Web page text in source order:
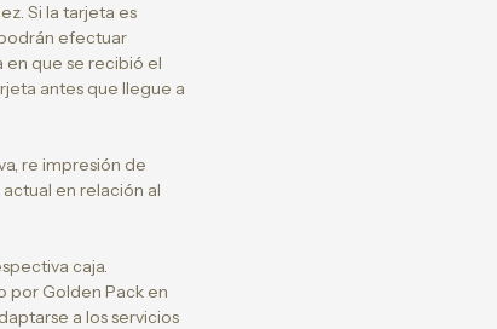
Si la tarjeta es
efectuar
en que se recibió el
antes que llegue a
re impresión de
en relación al
caja.
por Golden Pack en
a los servicios